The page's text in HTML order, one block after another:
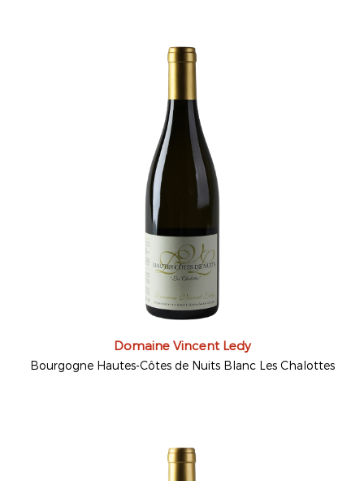
Domaine Vincent Ledy
Bourgogne Hautes-Côtes de Nuits Blanc Les Chalottes